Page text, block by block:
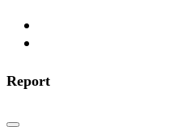
Report